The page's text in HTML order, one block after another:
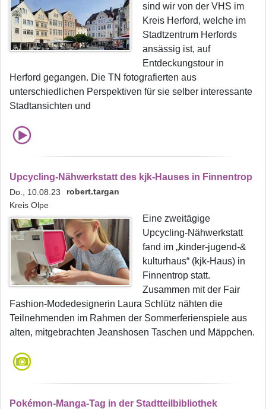
sind wir von der VHS im
Kreis Herford, welche im
Stadtzentrum Herfords
ansässig ist, auf
Entdeckungstour in
Herford gegangen. Die TN fotografierten aus
unterschiedlichen Perspektiven für sie selber interessante
Stadtansichten und
Upcycling-Nähwerkstatt des kjk-Hauses in Finnentrop
Do., 10.08.23 robert.targan
Kreis Olpe
Eine zweitägige
Upcycling-Nähwerkstatt
fand im „kinder-jugend-&
kulturhaus“ (kjk-Haus) in
Finnentrop statt.
Zusammen mit der Fair
Fashion-Modedesignerin Laura Schlütz nähten die
Teilnehmenden im Rahmen der Sommerferienspiele aus
alten, mitgebrachten Jeanshosen Taschen und Mäppchen.
Pokémon-Manga-Tag in der Stadtteilbibliothek